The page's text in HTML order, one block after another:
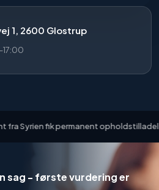
1, 2600 Glostrup
Syrien fik permanent opholdstilladelse
sag - første vurdering er